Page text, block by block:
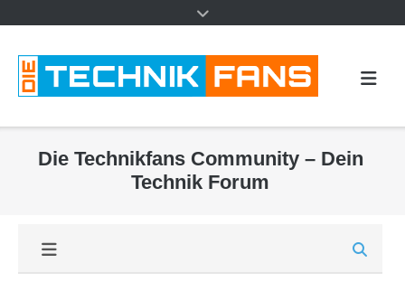
Die Technikfans Community – Dein
Technik Forum